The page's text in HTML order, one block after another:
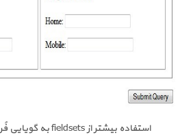
استفاده بیشتر ازfieldsetsبه گویایی